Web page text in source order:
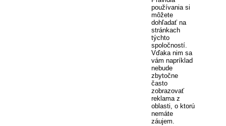
používania si
môžete
dohľadať na
stránkach
týchto
spoločností.
Vďaka nim sa
vám napríklad
nebude
zbytočne
často
zobrazovať
reklama z
oblasti, o ktorú
nemáte
záujem.